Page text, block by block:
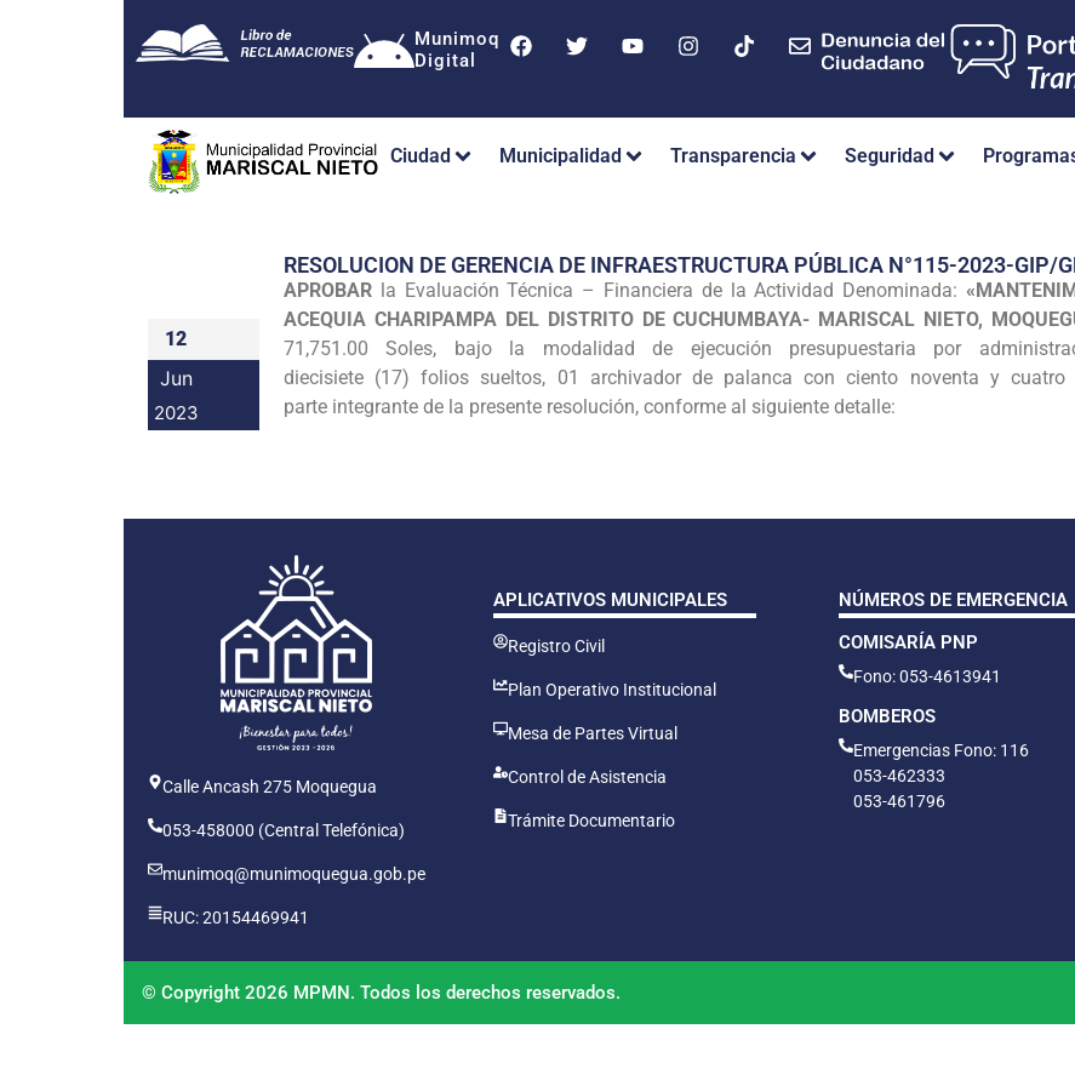
Munimoq
Digital
Ciudad Municipalidad Transparencia Seguridad
12
Jun
2023
RESOLUCION DE GERENCIA DE INFRAESTRUCTURA PÚBLICA N°115-2023-GIP/
APROBAR la Evaluación Técnica – Financiera de la Actividad Denominada:
ACEQUIA CHARIPAMPA DEL DISTRITO DE CUCHUMBAYA- MARISCAL NIETO,
71,751.00 Soles, bajo la modalidad de ejecución presupuestaria por
diecisiete (17) folios sueltos, 01 archivador de palanca con ciento noventa y
parte integrante de la presente resolución, conforme al siguiente detalle:
Calle Ancash 275 Moquegua
053-458000 (Central Telefónica)
munimoq@munimoquegua.gob.pe
RUC: 20154469941
APLICATIVOS MUNICIPALES
Registro Civil
Plan Operativo Institucional
Mesa de Partes Virtual
Control de Asistencia
Trámite Documentario
NÚMEROS DE EMERGENCIA
COMISARÍA PNP
Fono: 053-4613941
BOMBEROS
Emergencias Fono: 116
053-462333
053-461796
© Copyright 2026 MPMN. Todos los derechos reservados.